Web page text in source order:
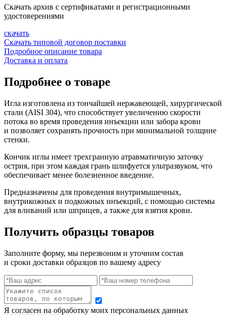
Скачать архив с сертификатами и регистрационными
удостоверениями
скачать
Скачать типовой договор поставки
Подробное описание товара
Доставка и оплата
Подробнее о товаре
Игла изготовлена из тончайшей нержавеющей, хирургической
стали (AISI 304), что способствует увеличению скорости
потока во время проведения инъекции или забора крови
и позволяет сохранять прочность при минимальной толщине
стенки.
Кончик иглы имеет трехгранную атравматичную заточку
острия, при этом каждая грань шлифуется ультразвуком, что
обеспечивает менее болезненное введение.
Предназначены для проведения внутримышечных,
внутрикожных и подкожных инъекций, с помощью системы
для вливаний или шприцев, а также для взятия крови.
Получить образцы товаров
Заполните форму, мы перезвоним и уточним состав
и сроки доставки образцов по вашему адресу
Я согласен на обработку моих персональных данных